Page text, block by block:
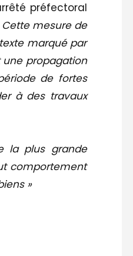
préfectoral
Cette mesure de
marqué par
propagation
de fortes
à des travaux
la plus grande
comportement
»